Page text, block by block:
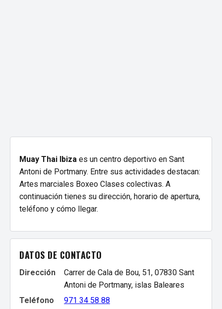
Muay Thai Ibiza es un centro deportivo en Sant
Antoni de Portmany. Entre sus actividades destacan:
Artes marciales Boxeo Clases colectivas. A
continuación tienes su dirección, horario de apertura,
teléfono y cómo llegar.
DATOS DE CONTACTO
Dirección
Carrer de Cala de Bou, 51, 07830 Sant
Antoni de Portmany, islas Baleares
Teléfono
971 34 58 88